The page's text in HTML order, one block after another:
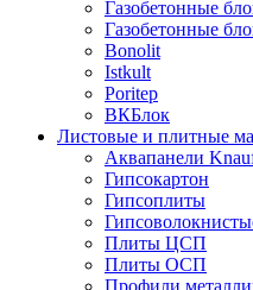
Газобетонные
Газобетонные
Bonolit
Istkult
Poritep
ВКБлок
Листовые и плитные
Аквапанели
Гипсокартон
Гипсоплиты
Плиты ЦСП
Плиты ОСП
Профили